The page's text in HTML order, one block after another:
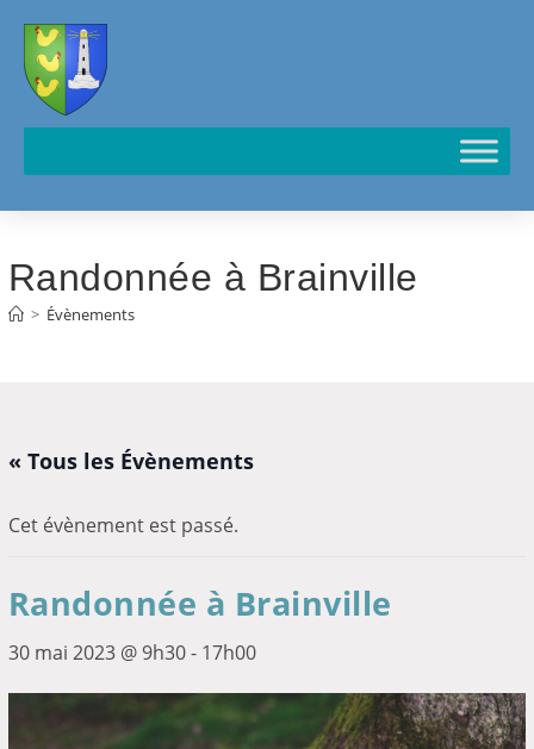
Randonnée à Brainville
> Évènements
« Tous les Évènements
Cet évènement est passé.
Randonnée à Brainville
30 mai 2023 @ 9h30- 17h00